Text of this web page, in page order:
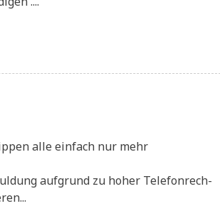
alle ein­fach nur mehr
auf­grund zu hoher Tele­fon­rech­